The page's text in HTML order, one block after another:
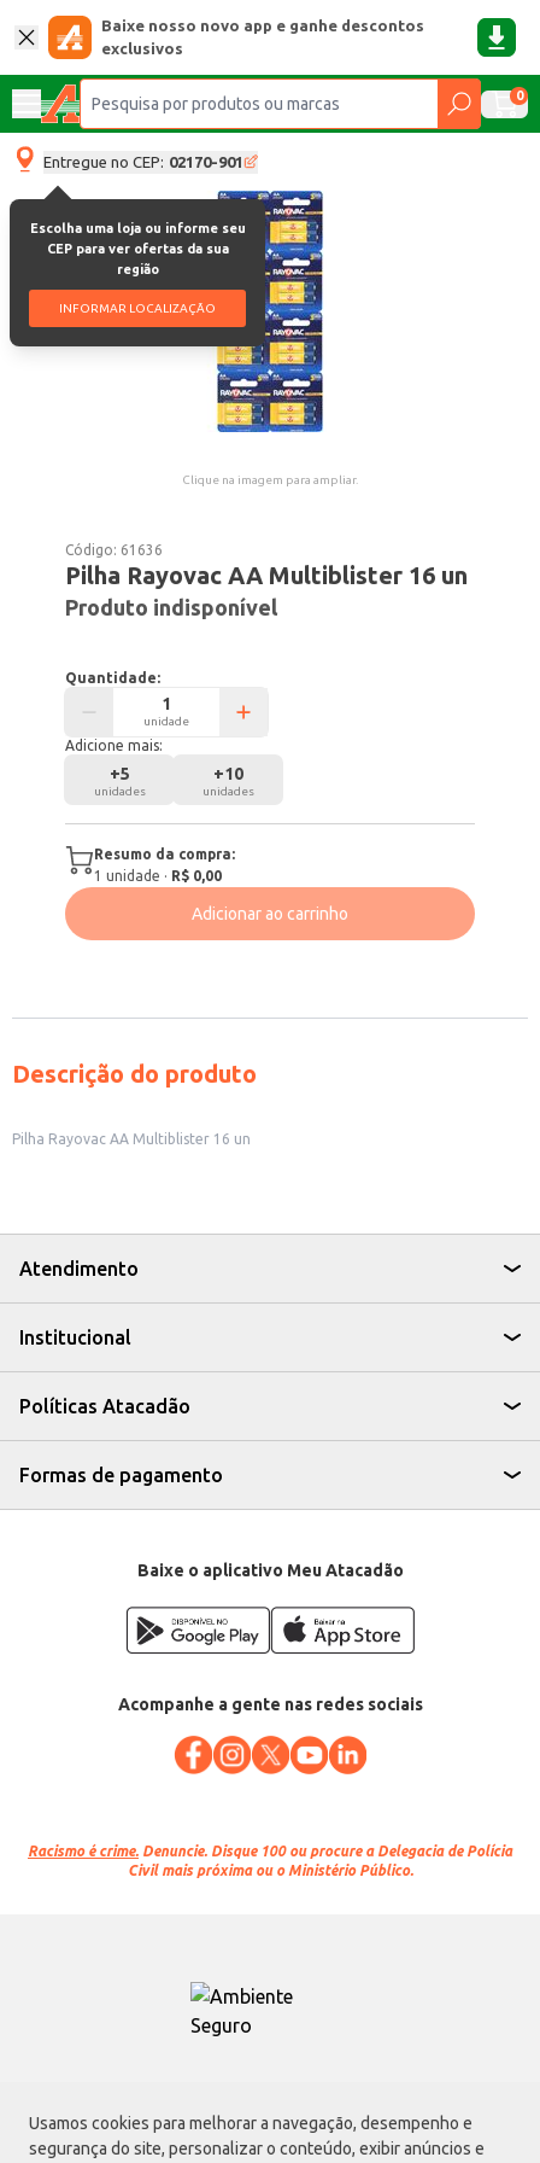
Usamos cookies para melhorar a navegação, desempenho e
segurança do site, personalizar o conteúdo, exibir anúncios e
Baixe nosso novo app e ganhe descontos
exclusivos
0
Entregue no CEP: 02170-901
Escolha uma loja ou informe seu
CEP para ver ofertas da sua
região
INFORMAR LOCALIZAÇÃO
Clique na imagem para ampliar.
Código: 61636
Pilha Rayovac AA Multiblister 16 un
Produto indisponível
Quantidade:
unidade
Adicione mais:
+5
unidades
+10
unidades
Resumo da compra:
1 unidade · R$ 0,00
Adicionar ao carrinho
Descrição do produto
Pilha Rayovac AA Multiblister 16 un
Atendimento
Institucional
Políticas Atacadão
Formas de pagamento
Baixe o aplicativo Meu Atacadão
Acompanhe a gente nas redes sociais
Racismo é crime. Denuncie. Disque 100 ou procure a Delegacia de Polícia
Civil mais próxima ou o Ministério Público.
Atacadão S.A.
Avenida Morvan Dias de Figueiredo, 6169, Vila Maria, São Paulo - SP | CEP
02170-901 | CNPJ: 75.315.333/0001-09